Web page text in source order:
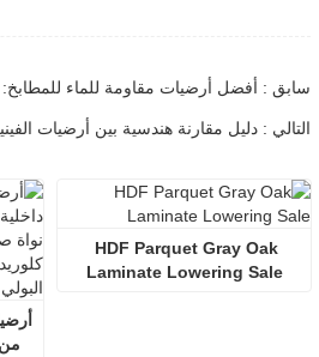
Laminate Lowering Sale